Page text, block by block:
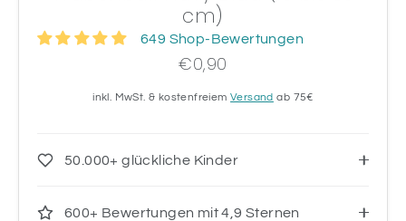
cm)
649 Shop-Bewertungen
€0,90
inkl. MwSt. & kostenfreiemVersand ab 75€
50.000+ glückliche Kinder
600+ Bewertungen mit 4,9 Sternen